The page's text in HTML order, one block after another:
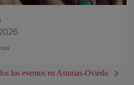
los eventos en Asturias-Oviedo